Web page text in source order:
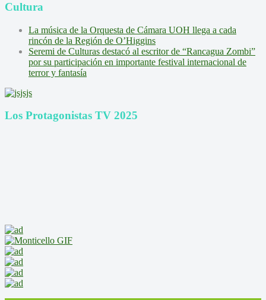
Cultura
La música de la Orquesta de Cámara UOH llega a cada
rincón de la Región de O’Higgins
Seremi de Culturas destacó al escritor de “Rancagua Zombi”
por su participación en importante festival internacional de
terror y fantasía
Los Protagonistas TV 2025